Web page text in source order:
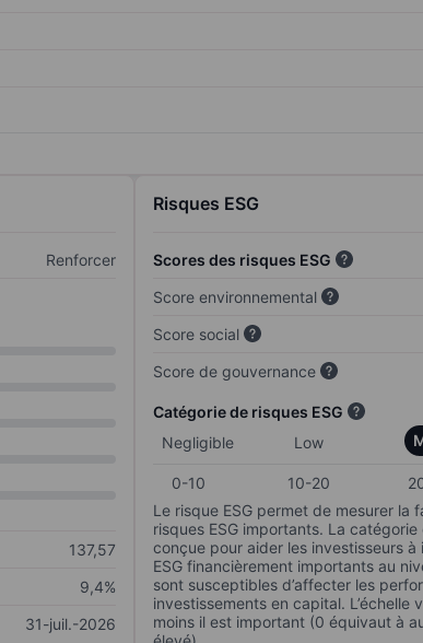
Renforcer
137,57
9,4%
31-juil.-2026
Risques ESG
Scores des risques ESG
Score environnemental
Score social
Score de gouvernance
Catégorie de risques ESG
Negligible
Low
0-10 10-20
Le risque ESG permet de mesurer la
risques ESG importants. La
conçue pour aider les investisseurs
ESG financièrement importants au
sont susceptibles d’affecter les
investissements en capital.
moins il est important (0 équivaut à